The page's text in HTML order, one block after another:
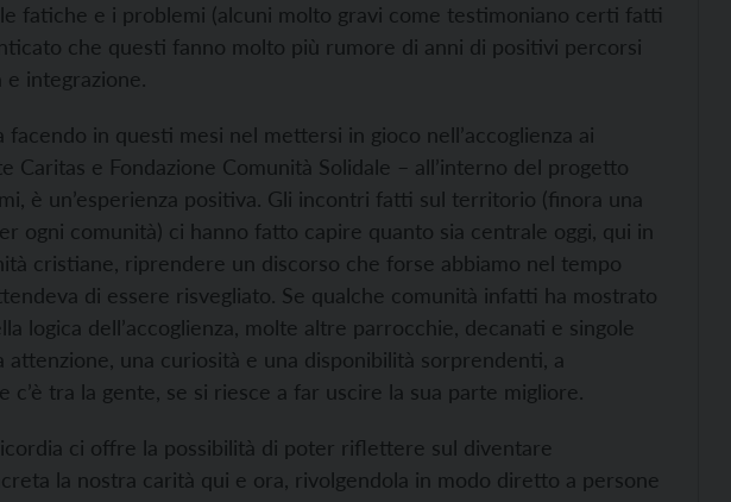
fatiche e i problemi (alcuni molto gravi come testimoniano certi fatti
che questi fanno molto più rumore di anni di positivi percorsi
e integrazione.
facendo in questi mesi nel mettersi in gioco nell’accoglienza ai
Caritas e Fondazione Comunità Solidale – all’interno del progetto
è un’esperienza positiva. Gli incontri fatti sul territorio (finora una
ogni comunità) ci hanno fatto capire quanto sia centrale oggi, qui in
cristiane, riprendere un discorso che forse abbiamo nel tempo
di essere risvegliato. Se qualche comunità infatti ha mostrato
logica dell’accoglienza, molte altre parrocchie, decanati e singole
attenzione, una curiosità e una disponibilità sorprendenti, a
c’è tra la gente, se si riesce a far uscire la sua parte migliore.
ci offre la possibilità di poter riflettere sul diventare
la nostra carità qui e ora, rivolgendola in modo diretto a persone